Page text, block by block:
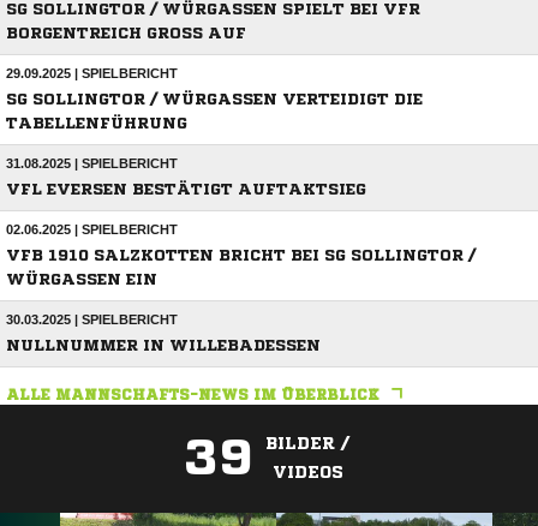
SG SOLLINGTOR / WÜRGASSEN SPIELT BEI VFR
BORGENTREICH GROSS AUF
29.09.2025 | SPIELBERICHT
SG SOLLINGTOR / WÜRGASSEN VERTEIDIGT DIE
TABELLENFÜHRUNG
31.08.2025 | SPIELBERICHT
VFL EVERSEN BESTÄTIGT AUFTAKTSIEG
02.06.2025 | SPIELBERICHT
VFB 1910 SALZKOTTEN BRICHT BEI SG SOLLINGTOR /
WÜRGASSEN EIN
30.03.2025 | SPIELBERICHT
NULLNUMMER IN WILLEBADESSEN
ALLE MANNSCHAFTS-NEWS IM ÜBERBLICK
39
BILDER /
VIDEOS